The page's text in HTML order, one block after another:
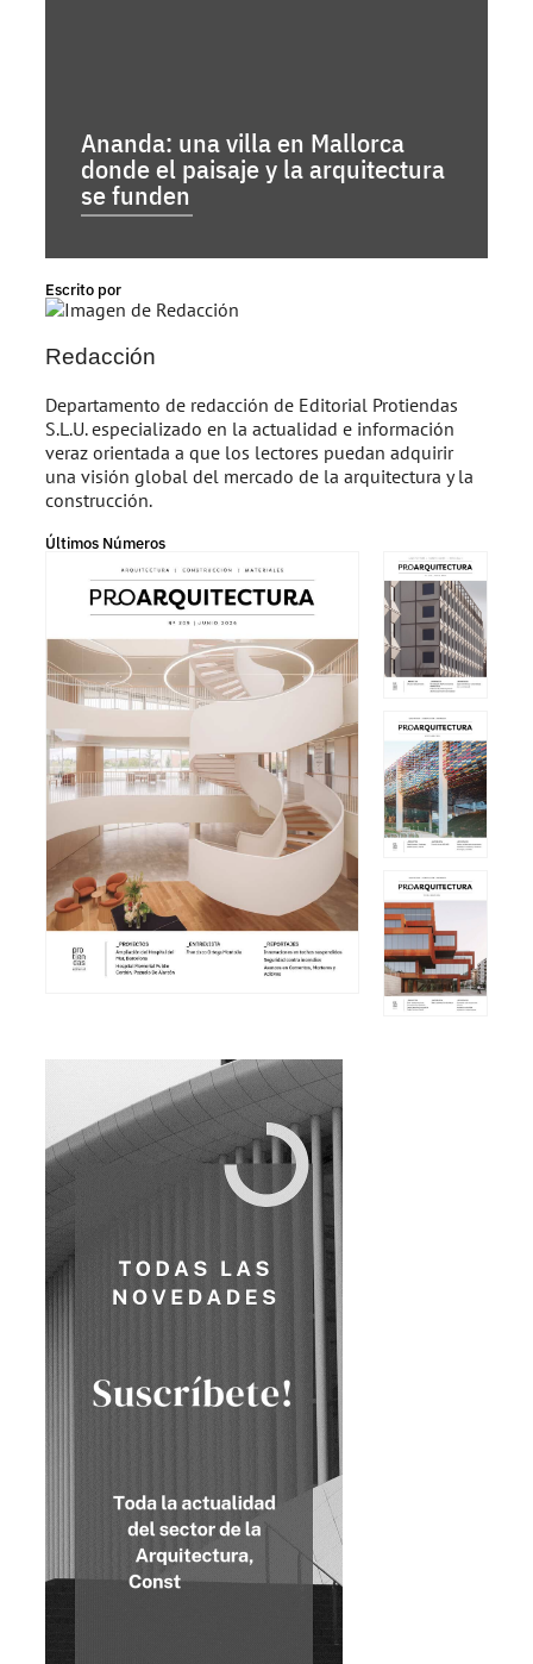
Ananda: una villa en Mallorca
donde el paisaje y la arquitectura
se funden
Escrito por
Redacción
Departamento de redacción de Editorial Protiendas
S.L.U. especializado en la actualidad e información
veraz orientada a que los lectores puedan adquirir
una visión global del mercado de la arquitectura y la
construcción.
Últimos Números